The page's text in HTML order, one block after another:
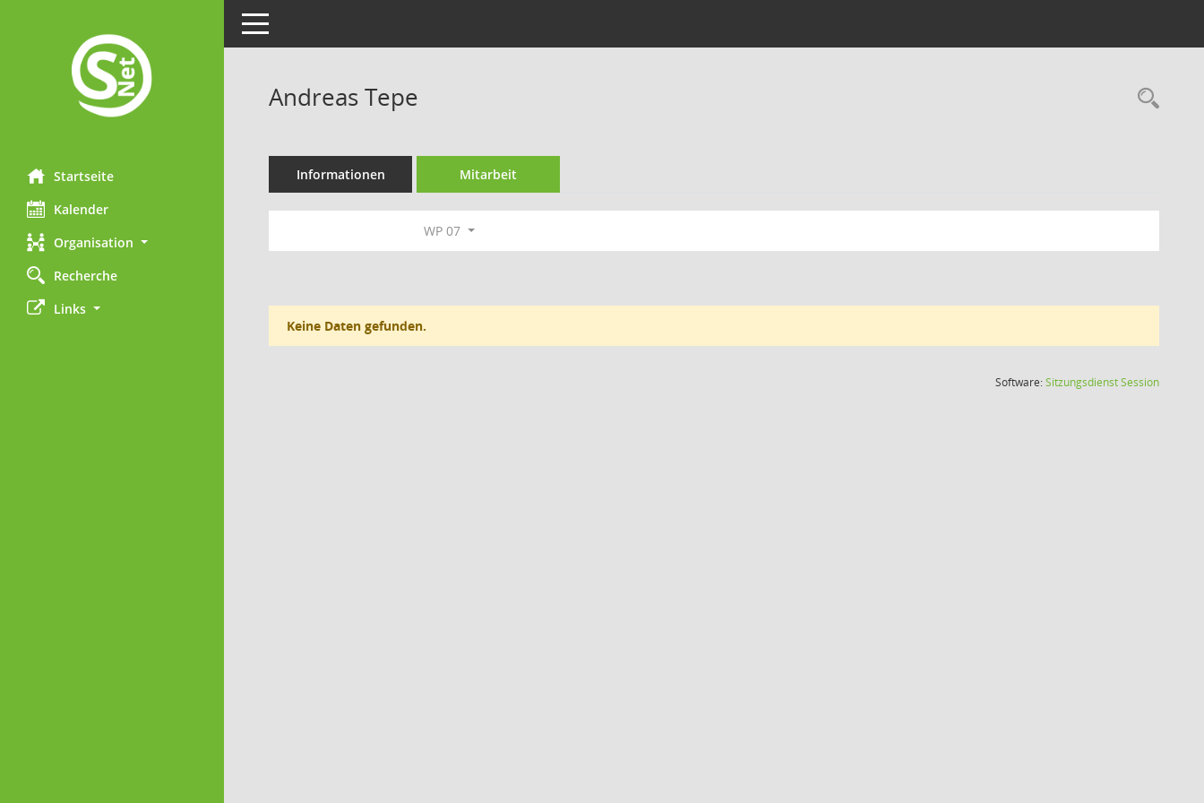
Startseite
Kalender
Organisation
Recherche
Links
Toggle navigation
Andreas Tepe
Informationen Mitarbeit
WP 07
Keine Daten gefunden.
Software:SitzungsdienstSession(Wird in